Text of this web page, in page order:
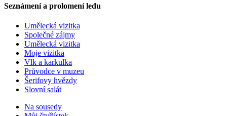
Seznámení a prolomení ledu
Umělecká vizitka
Společné zájmy
Umělecká vizitka
Moje vizitka
Vlk a karkulka
Průvodce v muzeu
Šerifovy hvězdy
Slovní salát
Na sousedy